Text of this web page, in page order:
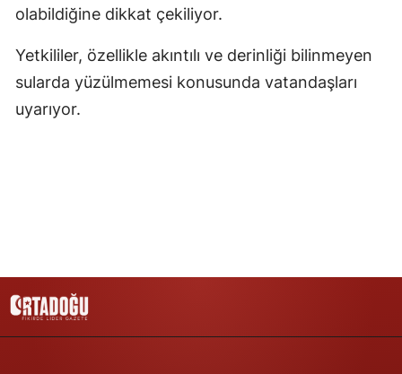
Uşak
Van
olabildiğine dikkat çekiliyor.
Yetkililer, özellikle akıntılı ve derinliği bilinmeyen
sularda yüzülmemesi konusunda vatandaşları
uyarıyor.